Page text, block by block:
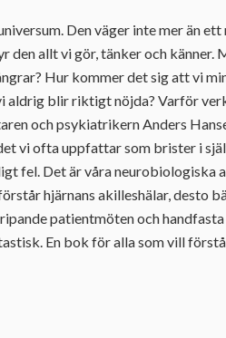
Den väger inte mer än
allt vi gör, tänker och känner.
Hur kommer det sig att vi
aldrig blir riktigt nöjda? Varför
och psykiatrikern Anders
vi ofta uppfattar som brister i
fel. Det är våra neurobiologiska
hjärnans akilleshälar, desto
patientmöten och handfasta
En bok för alla som vill